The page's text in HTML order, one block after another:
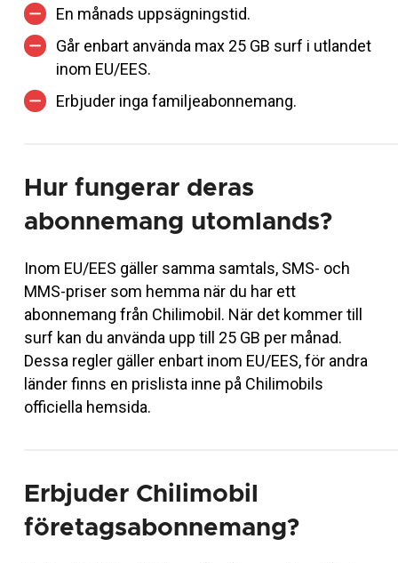
En månads uppsägningstid.
Går enbart använda max 25 GB surf i utlandet
inom EU/EES.
Erbjuder inga familjeabonnemang.
Hur fungerar deras
abonnemang utomlands?
Inom EU/EES gäller samma samtals, SMS- och
MMS-priser som hemma när du har ett
abonnemang från Chilimobil. När det kommer till
surf kan du använda upp till 25 GB per månad.
Dessa regler gäller enbart inom EU/EES, för andra
länder finns en prislista inne på Chilimobils
officiella hemsida.
Erbjuder Chilimobil
företagsabonnemang?